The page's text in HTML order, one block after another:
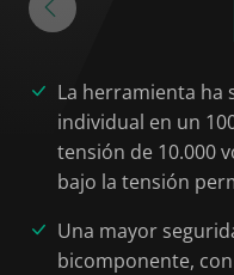
La herramienta ha
individual en un
tensión de 10.000
bajo la tensión
Una mayor
bicomponente,